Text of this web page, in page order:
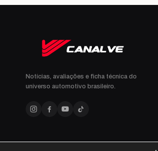
Notícias, avaliações e ficha técnica do
universo automotivo brasileiro.